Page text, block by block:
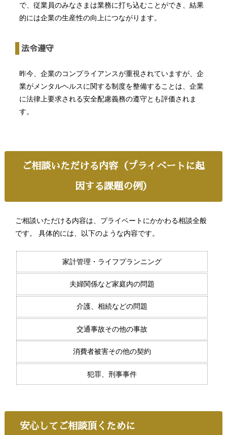
で、従業員のみなさまは業務に打ち込むことができ、結果
的には企業の生産性の向上につながります。
法令遵守
昨今、企業のコンプライアンスが重視されていますが、企
業がメンタルヘルスに関する制度を整備することは、企業
に法律上要求される安全配慮義務の遵守とも評価されま
す。
ご相談いただける内容（プライベートに起
因する課題の例）
ご相談いただける内容は、プライベートにかかわる相談全般
です。 具体的には、以下のような内容です。
家計管理・ライフプランニング
夫婦関係など家庭内の問題
介護、相続などの問題
交通事故その他の事故
消費者被害その他の契約
犯罪、刑事事件
安心してご相談頂くために